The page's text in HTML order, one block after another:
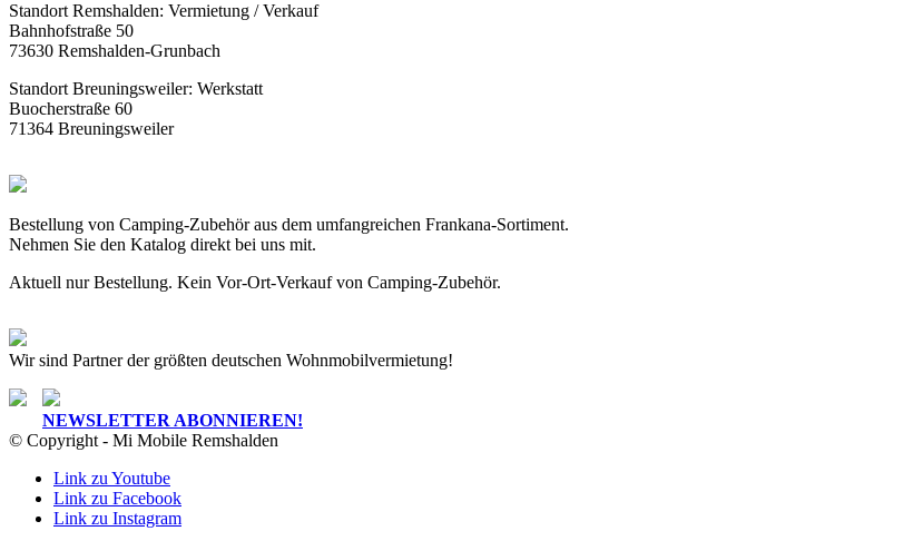
Standort Remshalden: Vermietung / Verkauf
Bahnhofstraße 50
73630 Remshalden-Grunbach
Standort Breuningsweiler: Werkstatt
Buocherstraße 60
71364 Breuningsweiler
Bestellung von Camping-Zubehör aus dem umfangreichen Frankana-Sortiment.
Nehmen Sie den Katalog direkt bei uns mit.
Aktuell nur Bestellung. Kein Vor-Ort-Verkauf von Camping-Zubehör.
Wir sind Partner der größten deutschen Wohnmobilvermietung!
NEWSLETTER ABONNIEREN!
© Copyright - Mi Mobile Remshalden
Link zu Youtube
Link zu Facebook
Link zu Instagram